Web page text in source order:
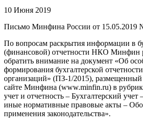
10 Июня 2019
Письмо Минфина России от 15.05.2019
По вопросам раскрытия информации в
(финансовой) отчетности НКО Минфин
обратить внимание на документ «Об
формирования бухгалтерской
организаций» (ПЗ-1/2015),
сайте Минфина (www.minfin.ru) в
учет и отчетность – Бухгалтерский учет
иные нормативные правовые акты –
применения законодательства».